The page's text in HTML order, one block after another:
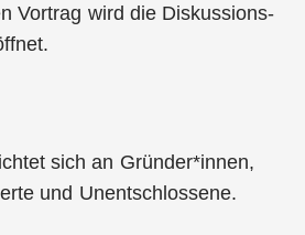
Vortrag wird die Diskussions-
sich an Gründer*innen,
und Unentschlossene.